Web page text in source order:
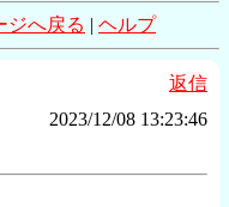
ジへ戻る | ヘルプ
返信
2023/12/08 13:23:46